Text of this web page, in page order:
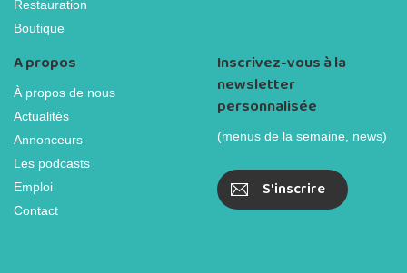
Restauration
Boutique
A propos
À propos de nous
Actualités
Annonceurs
Les podcasts
Emploi
Contact
Inscrivez-vous à la
newsletter
personnalisée
(menus de la semaine, news)
S'inscrire